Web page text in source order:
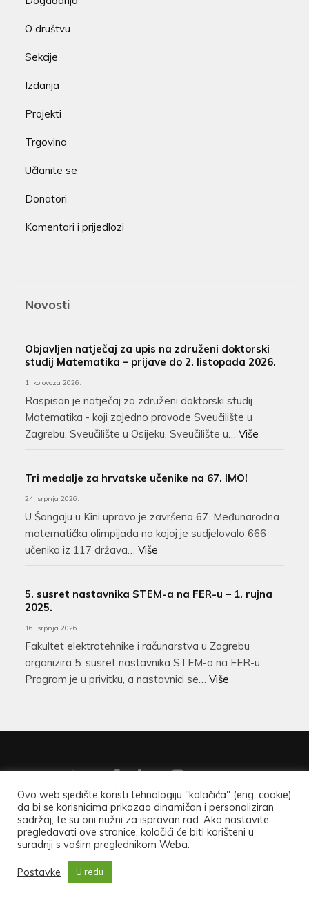
O društvu
Sekcije
Izdanja
Projekti
Trgovina
Učlanite se
Donatori
Komentari i prijedlozi
Novosti
Objavljen natječaj za upis na združeni doktorski
studij Matematika – prijave do 2. listopada 2026.
1. kolovoza 2026.
Raspisan je natječaj za združeni doktorski studij
Matematika - koji zajedno provode Sveučilište u
Zagrebu, Sveučilište u Osijeku, Sveučilište u… Više
Tri medalje za hrvatske učenike na 67. IMO!
24. srpnja 2026.
U Šangaju u Kini upravo je završena 67. Međunarodna
matematička olimpijada na kojoj je sudjelovalo 666
učenika iz 117 država… Više
5. susret nastavnika STEM-a na FER-u – 1. rujna
2025.
16. srpnja 2026.
Fakultet elektrotehnike i računarstva u Zagrebu
organizira 5. susret nastavnika STEM-a na FER-u.
Program je u privitku, a nastavnici se… Više
Copyright ©2026Hrvatsko matematičko društvo. Opći
podaci.
University Zone | Developed By
WordPress
Ovo web sjedište koristi tehnologiju "kolačića" (eng. cookie)
da bi se korisnicima prikazao dinamičan i personaliziran
sadržaj, te su oni nužni za ispravan rad. Ako nastavite
pregledavati ove stranice, kolačići će biti korišteni u
suradnji s vašim preglednikom Weba.
Postavke U redu